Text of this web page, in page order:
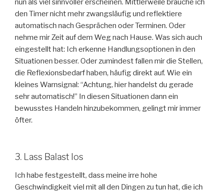
nun als viel sinnvoller erscheinen. Mittlerweile brauche ich
den Timer nicht mehr zwangsläufig und reflektiere
automatisch nach Gesprächen oder Terminen. Oder
nehme mir Zeit auf dem Weg nach Hause. Was sich auch
eingestellt hat: Ich erkenne Handlungsoptionen in den
Situationen besser. Oder zumindest fallen mir die Stellen,
die Reflexionsbedarf haben, häufig direkt auf. Wie ein
kleines Warnsignal: “Achtung, hier handelst du gerade
sehr automatisch!” In diesen Situationen dann ein
bewusstes Handeln hinzubekommen, gelingt mir immer
öfter.
3. Lass Balast los
Ich habe festgestellt, dass meine irre hohe
Geschwindigkeit viel mit all den Dingen zu tun hat, die ich